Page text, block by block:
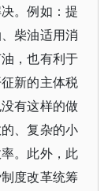
。例如：提
柴油适用消
，也有利于
新的主体税
有这样的做
、复杂的小
。此外，此
度改革统筹